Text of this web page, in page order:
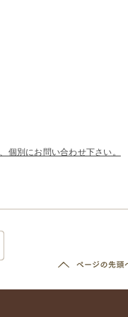
別にお問い合わせ下さい。